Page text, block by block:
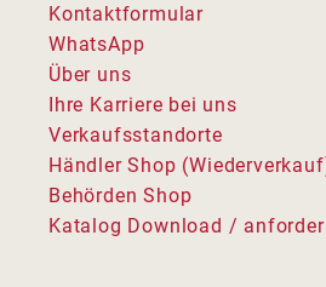
Kontaktformular
WhatsApp
Über uns
Ihre Karriere bei uns
Verkaufsstandorte
Händler Shop
Behörden Shop
Katalog Download /